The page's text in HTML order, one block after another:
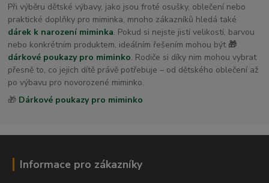
Při výběru dětské výbavy, jako jsou froté osušky, oblečení nebo
praktické doplňky pro miminka, mnoho zákazníků hledá také
dárek k narození miminka. Pokud si nejste jistí velikostí, barvou
nebo konkrétním produktem, ideálním řešením mohou být 🎁
dárkové poukazy pro miminko. Rodiče si díky nim mohou vybrat
přesně to, co jejich dítě právě potřebuje – od dětského oblečení až
po výbavu pro novorozené miminko.
🎁 Dárkové poukazy pro miminko
Informace pro zákazníky